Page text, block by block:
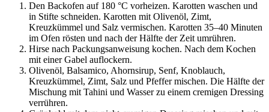
Den Backofen auf 180 °C vorheizen. Karotten waschen und
in Stifte schneiden. Karotten mit Olivenöl, Zimt,
Kreuzkümmel und Salz vermischen. Karotten 35–40 Minuten
im Ofen rösten und nach der Hälfte der Zeit umrühren.
Hirse nach Packungsanweisung kochen. Nach dem Kochen
mit einer Gabel auflockern.
Olivenöl, Balsamico, Ahornsirup, Senf, Knoblauch,
Kreuzkümmel, Zimt, Salz und Pfeffer mischen. Die Hälfte der
Mischung mit Tahini und Wasser zu einem cremigen Dressing
verrühren.